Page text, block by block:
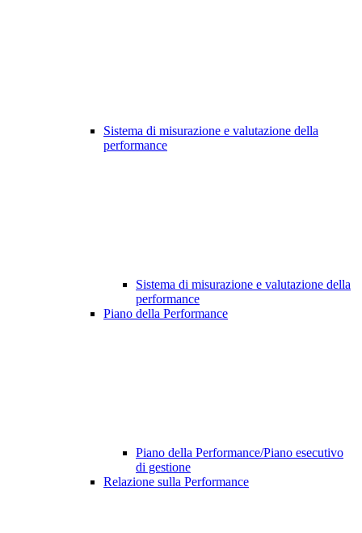
Sistema di misurazione e valutazione della
performance
Sistema di misurazione e valutazione della
performance
Piano della Performance
Piano della Performance/Piano esecutivo
di gestione
Relazione sulla Performance